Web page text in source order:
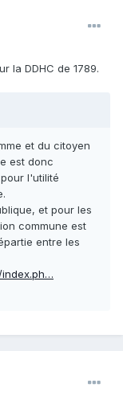
la DDHC de 1789.
et du citoyen
est donc
l'utilité
et pour les
commune est
entre les
index.ph…